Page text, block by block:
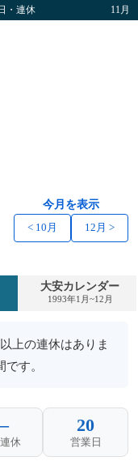
・連休 11月
今月を表示
< 10月 12月 >
大安カレンダー
1993年1月~12月
上の連休はありま
す。
休
20
営業日